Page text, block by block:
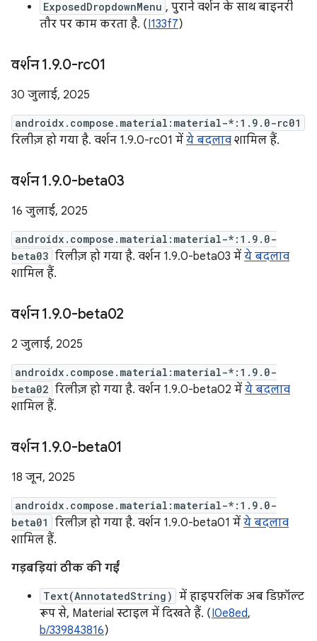
ExposedDropdownMenu , पुराने वर्शन के साथ बाइनरी
तौर पर काम करता है. (I133f7)
वर्शन 1.9.0-rc01
30 जुलाई, 2025
androidx.compose.material:material-*:1.9.0-rc01
रिलीज़ हो गया है. वर्शन 1.9.0-rc01 में ये बदलाव शामिल हैं.
वर्शन 1.9.0-beta03
16 जुलाई, 2025
androidx.compose.material:material-*:1.9.0-
beta03 रिलीज़ हो गया है. वर्शन 1.9.0-beta03 में ये बदलाव
शामिल हैं.
वर्शन 1.9.0-beta02
2 जुलाई, 2025
androidx.compose.material:material-*:1.9.0-
beta02 रिलीज़ हो गया है. वर्शन 1.9.0-beta02 में ये बदलाव
शामिल हैं.
वर्शन 1.9.0-beta01
18 जून, 2025
androidx.compose.material:material-*:1.9.0-
beta01
रिलीज़ हो गया है. वर्शन 1.9.0-beta01 में ये बदलाव
शामिल हैं.
गड़बड़ियां ठीक की गईं
Text(AnnotatedString) में हाइपरलिंक अब डिफ़ॉल्ट
रूप से, Material स्टाइल में दिखते हैं. (I0e8ed,
b/339843816)